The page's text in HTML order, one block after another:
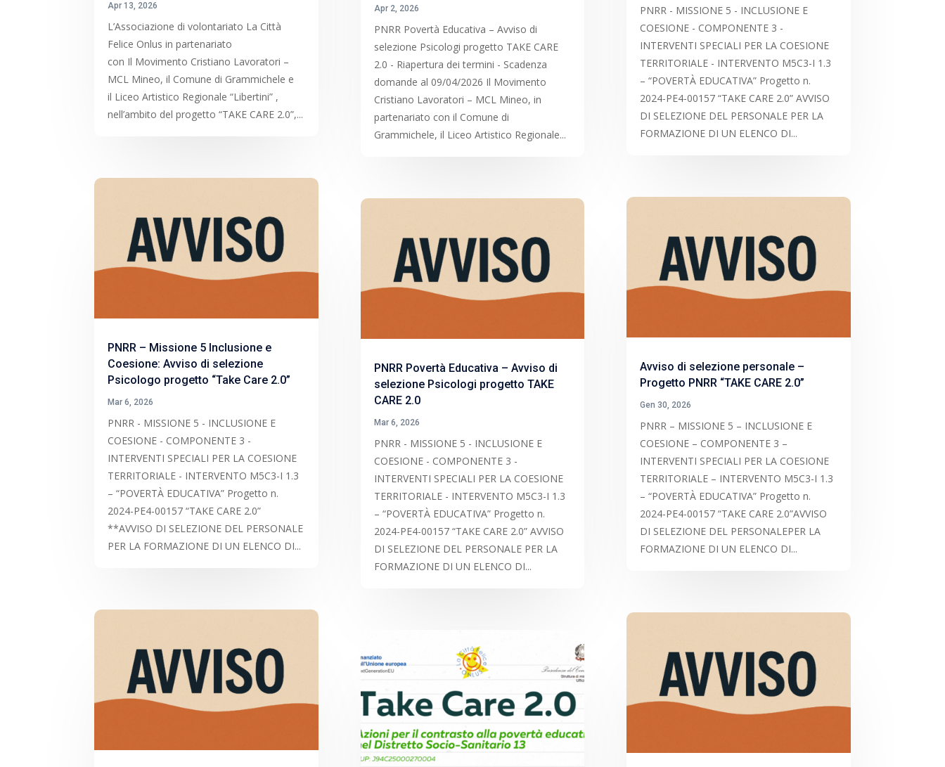
Apr 13, 2026
L’Associazione di volontariato La Città
Felice Onlus in partenariato
con Il Movimento Cristiano Lavoratori –
MCL Mineo, il Comune di Grammichele e
il Liceo Artistico Regionale “Libertini” ,
nell’ambito del progetto “TAKE CARE 2.0”,...
PNRR – Missione 5 Inclusione e
Coesione: Avviso di selezione
Psicologo progetto “Take Care 2.0”
Mar 6, 2026
PNRR - MISSIONE 5 - INCLUSIONE E
COESIONE - COMPONENTE 3 -
INTERVENTI SPECIALI PER LA COESIONE
TERRITORIALE - INTERVENTO M5C3-I 1.3
– “POVERTÀ EDUCATIVA” Progetto n.
2024-PE4-00157 “TAKE CARE 2.0”
**AVVISO DI SELEZIONE DEL PERSONALE
PER LA FORMAZIONE DI UN ELENCO DI...
Apr 2, 2026
PNRR Povertà Educativa – Avviso di
selezione Psicologi progetto TAKE CARE
2.0 - Riapertura dei termini - Scadenza
domande al 09/04/2026 Il Movimento
Cristiano Lavoratori – MCL Mineo, in
partenariato con il Comune di
Grammichele, il Liceo Artistico Regionale...
PNRR Povertà Educativa – Avviso di
selezione Psicologi progetto TAKE
CARE 2.0
Mar 6, 2026
PNRR - MISSIONE 5 - INCLUSIONE E
COESIONE - COMPONENTE 3 -
INTERVENTI SPECIALI PER LA COESIONE
TERRITORIALE - INTERVENTO M5C3-I 1.3
– “POVERTÀ EDUCATIVA” Progetto n.
2024-PE4-00157 “TAKE CARE 2.0” AVVISO
DI SELEZIONE DEL PERSONALE PER LA
FORMAZIONE DI UN ELENCO DI...
PNRR - MISSIONE 5 - INCLUSIONE E
COESIONE - COMPONENTE 3 -
INTERVENTI SPECIALI PER LA COESIONE
TERRITORIALE - INTERVENTO M5C3-I 1.3
– “POVERTÀ EDUCATIVA” Progetto n.
2024-PE4-00157 “TAKE CARE 2.0” AVVISO
DI SELEZIONE DEL PERSONALE PER LA
FORMAZIONE DI UN ELENCO DI...
Avviso di selezione personale –
Progetto PNRR “TAKE CARE 2.0”
Gen 30, 2026
PNRR – MISSIONE 5 – INCLUSIONE E
COESIONE – COMPONENTE 3 –
INTERVENTI SPECIALI PER LA COESIONE
TERRITORIALE – INTERVENTO M5C3-I 1.3
– “POVERTÀ EDUCATIVA” Progetto n.
2024-PE4-00157 “TAKE CARE 2.0”AVVISO
DI SELEZIONE DEL PERSONALEPER LA
FORMAZIONE DI UN ELENCO DI...